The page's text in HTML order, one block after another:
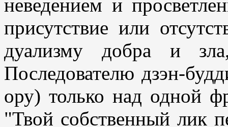
неведением и
присутствие или
дуализму добра и
Последователю дзэн-
ору) только над одной
"Твой собственный лик